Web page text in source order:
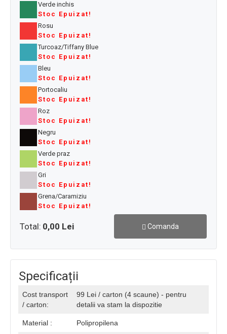
Verde inchis
Stoc Epuizat!
Rosu
Stoc Epuizat!
Turcoaz/Tiffany Blue
Stoc Epuizat!
Bleu
Stoc Epuizat!
Portocaliu
Stoc Epuizat!
Roz
Stoc Epuizat!
Negru
Stoc Epuizat!
Verde praz
Stoc Epuizat!
Gri
Stoc Epuizat!
Grena/Caramiziu
Stoc Epuizat!
Total: 0,00 Lei Comanda
Specificații
Cost transport
/ carton:
99 Lei / carton (4 scaune) - pentru
detalii va stam la dispozitie
Material : Polipropilena